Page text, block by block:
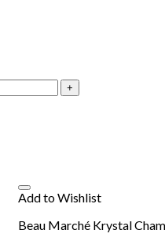
Add to Wishlist
Beau Marché Krystal